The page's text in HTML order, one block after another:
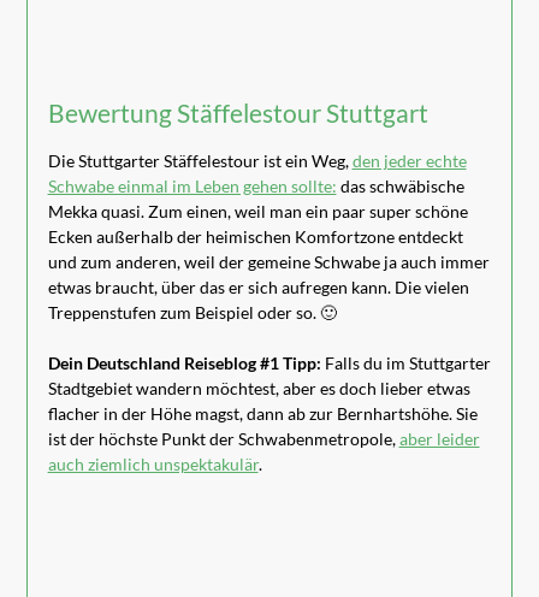
Bewertung Stäffelestour Stuttgart
Die Stuttgarter Stäffelestour ist ein Weg,den jeder echte
Schwabe einmal im Leben gehen sollte: das schwäbische
Mekka quasi. Zum einen, weil man ein paar super schöne
Ecken außerhalb der heimischen Komfortzone entdeckt
und zum anderen, weil der gemeine Schwabe ja auch immer
etwas braucht, über das er sich aufregen kann. Die vielen
Treppenstufen zum Beispiel oder so. 🙂
Dein Deutschland Reiseblog #1 Tipp: Falls du im Stuttgarter
Stadtgebiet wandern möchtest, aber es doch lieber etwas
flacher in der Höhe magst, dann ab zur Bernhartshöhe. Sie
ist der höchste Punkt der Schwabenmetropole,aber leider
auch ziemlich unspektakulär.